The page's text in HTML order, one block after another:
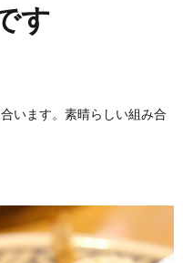
す
います。素晴らしい組み合